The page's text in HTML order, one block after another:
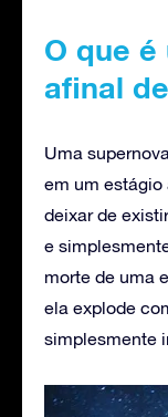
O que é
afinal
Uma
em um estágio
deixar de
e
morte de uma
ela explode
simplesmente